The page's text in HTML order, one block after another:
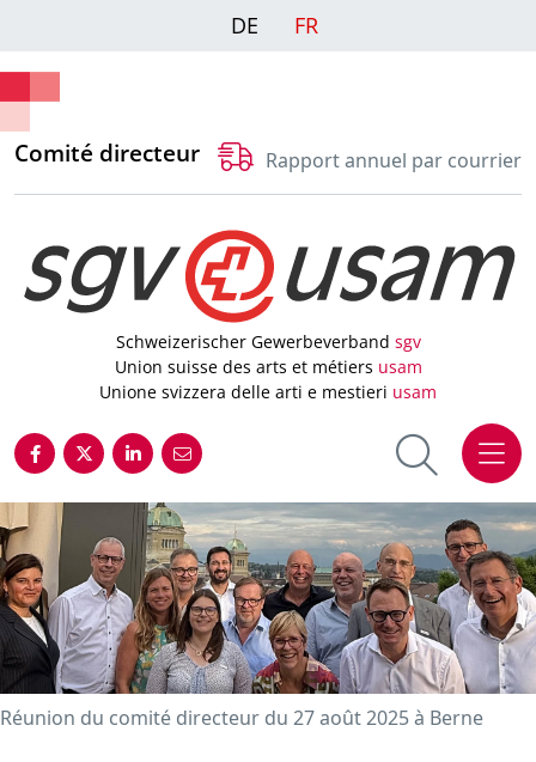
DE FR
Comité directeur Rapport annuel par courrier
Schweizerischer Gewerbeverband sgv
Union suisse des arts et métiers usam
Unione svizzera delle arti e mestieri usam
Réunion du comité directeur du 27 août 2025 à Berne